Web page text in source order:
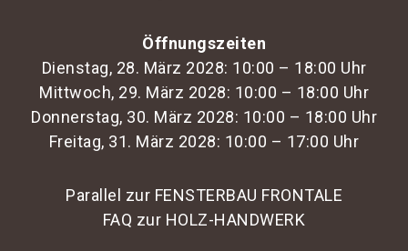
Öffnungszeiten
Dienstag, 28. März 2028: 10:00 – 18:00 Uhr
Mittwoch, 29. März 2028: 10:00 – 18:00 Uhr
Donnerstag, 30. März 2028: 10:00 – 18:00 Uhr
Freitag, 31. März 2028: 10:00 – 17:00 Uhr
Parallel zur FENSTERBAU FRONTALE
FAQ zur HOLZ-HANDWERK